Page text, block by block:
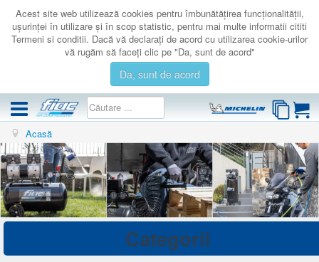
Acest site web utilizează cookies pentru îmbunătăţirea funcţionalităţii,
uşurinţei în utilizare şi în scop statistic, pentru mai multe informatii cititi
Termeni si conditii. Dacă vă declaraţi de acord cu utilizarea cookie-urilor
vă rugăm să faceţi clic pe "Da, sunt de acord"
Da, sunt de acord
COMPRESOARE
ACCESORII
PRODUSE NOI
LICHIDARE
CATALOAGE
Acasă
Categorii